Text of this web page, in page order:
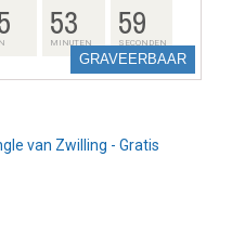
GRAVEERBAAR
53
MINUTEN 58
SECONDEN
van Zwilling - Gratis